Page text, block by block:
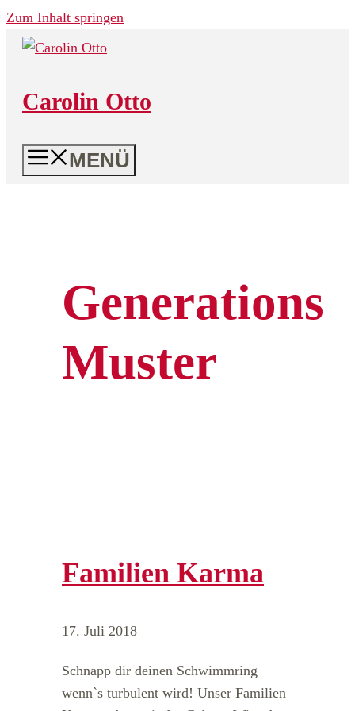
Zum Inhalt springen
Carolin Otto
MENÜ
Generations
Muster
Familien Karma
17. Juli 2018
Schnapp dir deinen Schwimmring
wenn`s turbulent wird! Unser Familien